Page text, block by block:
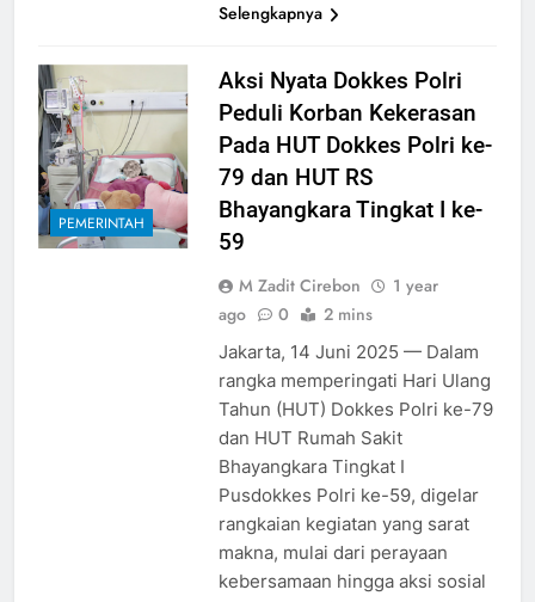
Selengkapnya
PEMERINTAH
Aksi Nyata Dokkes Polri
Peduli Korban Kekerasan
Pada HUT Dokkes Polri ke-
79 dan HUT RS
Bhayangkara Tingkat I ke-
59
M Zadit Cirebon
1 year
ago
0 2 mins
Jakarta, 14 Juni 2025 — Dalam
rangka memperingati Hari Ulang
Tahun (HUT) Dokkes Polri ke-79
dan HUT Rumah Sakit
Bhayangkara Tingkat I
Pusdokkes Polri ke-59, digelar
rangkaian kegiatan yang sarat
makna, mulai dari perayaan
kebersamaan hingga aksi sosial